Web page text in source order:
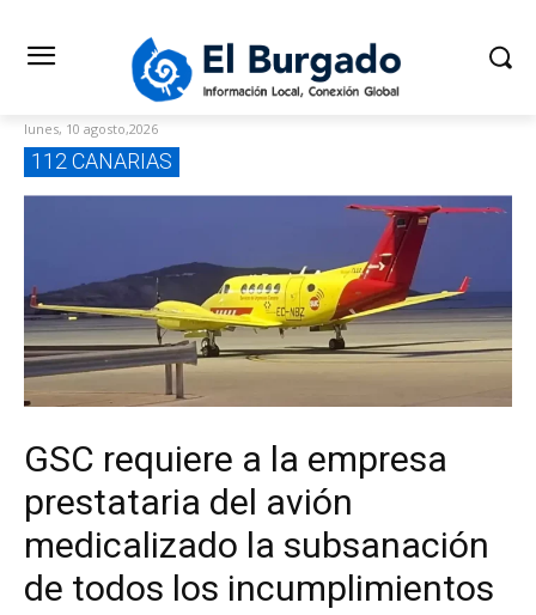
lunes, 10 agosto,2026
112 CANARIAS
GSC requiere a la empresa
prestataria del avión
medicalizado la subsanación
de todos los incumplimientos